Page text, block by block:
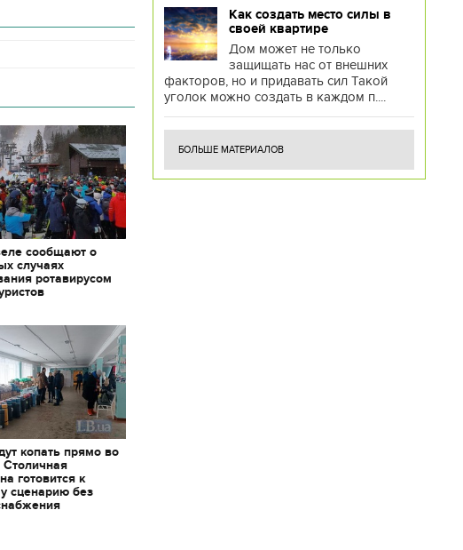
сообщают о
случаях
ротавирусом
копать прямо во
Столичная
готовится к
сценарию без
Как создать место силы в
своей квартире
Дом может не только
защищать нас от внешних
факторов, но и придавать сил Такой
уголок можно создать в каждом п....
БОЛЬШЕ МАТЕРИАЛОВ